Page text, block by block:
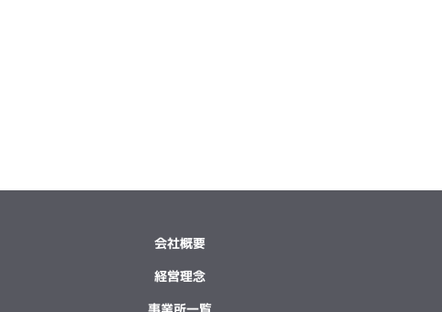
会社概要
経営理念
事業所一覧